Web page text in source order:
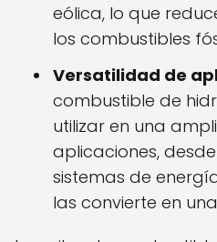
eólica, lo que
los combustibles
Versatilidad de
combustible de
utilizar en una
aplicaciones,
sistemas de
las convierte en